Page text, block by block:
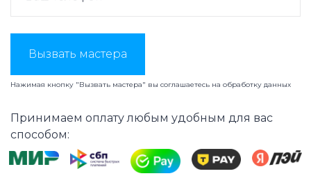
Вызвать мастера
Нажимая кнопку "Вызвать мастера" вы соглашаетесь на обработку данных
Принимаем оплату любым удобным для вас
способом: